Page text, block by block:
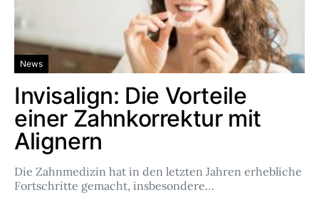
News
Invisalign: Die Vorteile
einer Zahnkorrektur mit
Alignern
Die Zahnmedizin hat in den letzten Jahren erhebliche
Fortschritte gemacht, insbesondere…